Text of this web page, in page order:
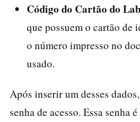
Código do Cartão do
que possuem o cartão
o número impresso no
usado.
Após inserir um desses
senha de acesso. Essa